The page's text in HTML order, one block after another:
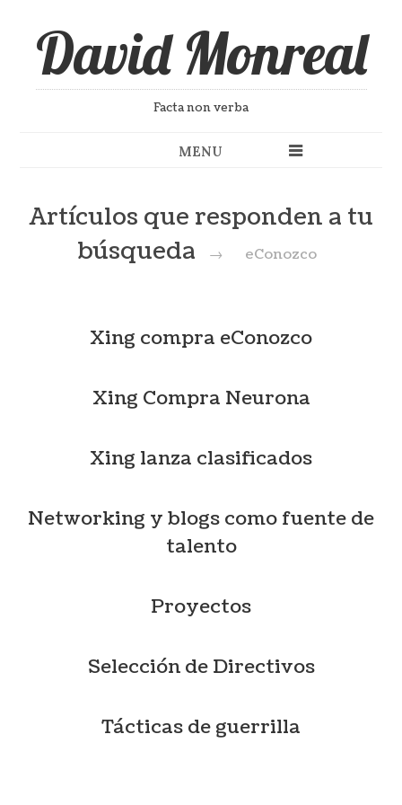
David Monreal
Facta non verba
MENU
Artículos que responden a tu
búsqueda
→ eConozco
Xing compra eConozco
Xing Compra Neurona
Xing lanza clasificados
Networking y blogs como fuente de
talento
Proyectos
Selección de Directivos
Tácticas de guerrilla